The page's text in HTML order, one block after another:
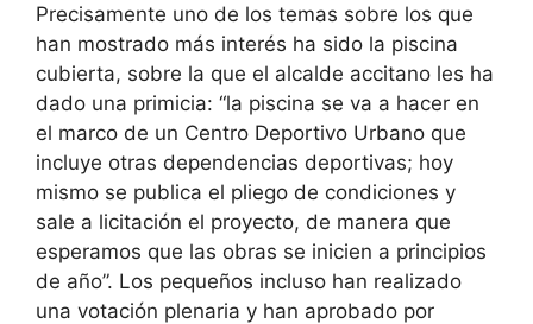
Precisamente uno de los temas sobre los que
han mostrado más interés ha sido la piscina
cubierta, sobre la que el alcalde accitano les ha
dado una primicia: “la piscina se va a hacer en
el marco de un Centro Deportivo Urbano que
incluye otras dependencias deportivas; hoy
mismo se publica el pliego de condiciones y
sale a licitación el proyecto, de manera que
esperamos que las obras se inicien a principios
de año”. Los pequeños incluso han realizado
una votación plenaria y han aprobado por